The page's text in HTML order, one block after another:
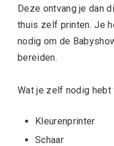
Deze ontvang je dan
thuis zelf printen. Je
nodig om de
bereiden.
Wat je zelf nodig hebt
Kleurenprinter
Schaar